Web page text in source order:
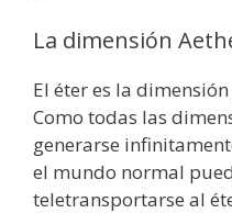
La dimensión
El éter es la
Como todas las
generarse
el mundo normal
teletransportarse al